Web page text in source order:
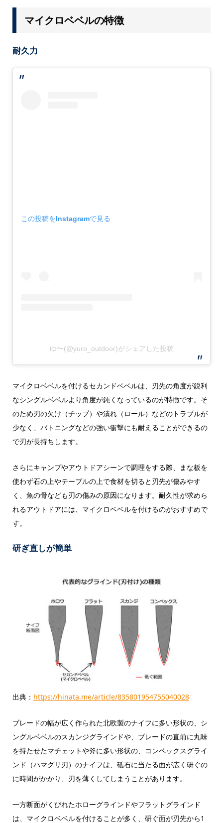
マイクロベベルの特徴
耐久力
この投稿をInstagramで見る
ゆ〜(@yuro_outdoor)がシェアした投稿
マイクロベベルを付けるセカンドベベルは、刃先の角度が鋭利
なシングルベベルより角度が鈍くなっているのが特徴です。そ
のため刃の欠け（チップ）や潰れ（ロール）などのトラブルが
少なく、バトニングなどの強い衝撃にも耐えることができるの
で刃が長持ちします。
さらにキャンプやアウトドアシーンで調理をする際、まな板を
使わず石の上やテーブルの上で食材を切ると刃先が傷みやす
く、魚の骨なども刃の傷みの原因になります。耐久性が求めら
れるアウトドアには、マイクロベベルを付けるのがおすすめで
す。
研ぎ直しが簡単
出典： https://hinata.me/article/835801954755040028
ブレードの幅が広く作られた北欧製のナイフに多い形状の、シ
ングルベベルのスカンジグラインドや、ブレードの直前に丸味
を持たせたマチェットや斧に多い形状の、コンペックスグライ
ンド（ハマグリ刃）のナイフは、砥石に当たる面が広く研ぐの
に時間がかかり、刃を薄くしてしまうことがあります。
一方断面がくびれたホローグラインドやフラットグラインド
は、マイクロベベルを付けることが多く、研ぐ面が刃先から1